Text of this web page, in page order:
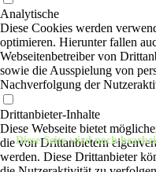
Diese Seite wird noch
Analytische
Diese Cookies werden
optimieren. Hierunter fallen
Webseitenbetreiber von
sowie die Ausspielung von
Nachverfolgung der
Drittanbieter-Inhalte
Diese Webseite bietet
die von Drittanbietern
werden. Diese Drittanbieter